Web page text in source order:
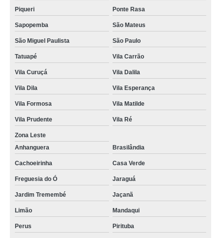
Piqueri Ponte Rasa
Sapopemba São Mateus
São Miguel Paulista São Paulo
Tatuapé Vila Carrão
Vila Curuçá Vila Dalila
Vila Dila Vila Esperança
Vila Formosa Vila Matilde
Vila Prudente Vila Ré
Zona Leste
Anhanguera
Brasilândia
Cachoeirinha Casa Verde
Freguesia do Ó Jaraguá
Jardim Tremembé Jaçanã
Limão Mandaqui
Perus Pirituba